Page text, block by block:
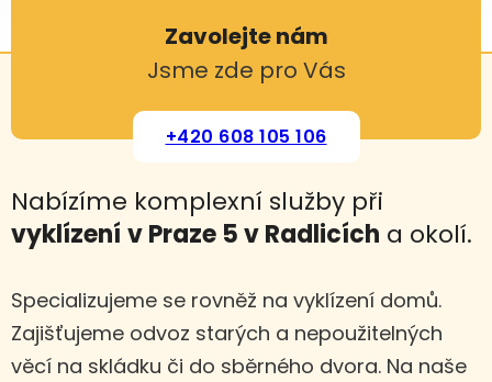
Zavolejte nám
Jsme zde pro Vás
+420 608 105 106
Nabízíme komplexní služby při
vyklízení v Praze 5 v Radlicích a okolí.
Specializujeme se rovněž na vyklízení domů.
Zajišťujeme odvoz starých a nepoužitelných
věcí na skládku či do sběrného dvora. Na naše